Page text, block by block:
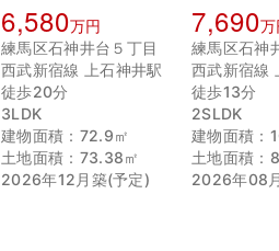
6,580万円
練馬区石神井台５丁目
西武新宿線 上石神井駅
徒歩20分
3LDK
建物面積：72.9㎡
土地面積：73.38㎡
2026年12月築(予定)
7,690万
練馬区石神
西武新宿線
徒歩13分
2SLDK
建物面積：
土地面積：
2026年08